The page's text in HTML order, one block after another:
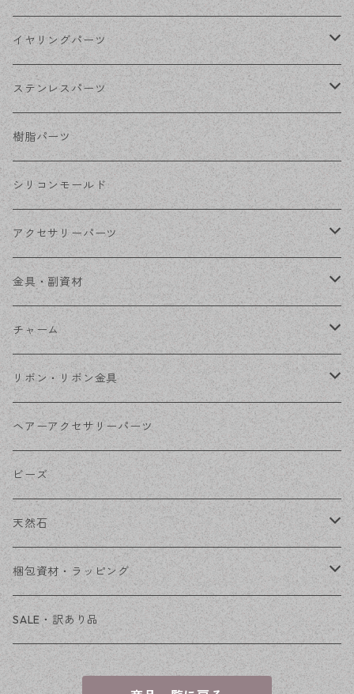
シルバー
ホワイトシルバー
ステンレス・シルバー
ステンレス・ゴールド
ポストピアス
フックピアス
その他ピアス
イヤリングパーツ
ネジばねイヤリング
クリップイヤリング
ノンホールピアス
ステンレスパーツ
ステンレスピアス
ステンレスイヤリング
ステンレスチェーン
ステンレス金具
樹脂パーツ
シリコンモールド
アクセサリーパーツ
デザイン丸カン
フレーム
コネクター
その他
金具・副資材
丸カン
ピン類
花座・ビーズキャップ
チェーン
その他
チャーム
金属
アクリル・プラ
ファーボール
リボン・リボン金具
リボン
リボン金具
ヘアーアクセサリーパーツ
ビーズ
天然石
穴あき
穴なし
梱包資材・ラッピング
発送ボックス
アクセサリー台紙
SALE・訳あり品